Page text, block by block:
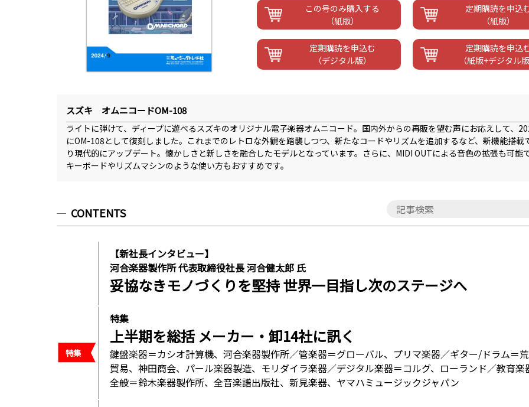
この号のみ購入する
（紙版）
定期購読を申込
（紙版）
定期購読を申込む
（デジタル版）
定期購読を申込
（紙版+デジタル
スズキ オムニコードOM-108
ライトに弾けて、ディープに遊べるスズキのオリジナル電子楽器オムニコード。国内外からの再販を望む声にお応えして、
にOM-108として復刻しました。これまでのレトロな外観を踏襲しつつ、新たなコードやリズムを追加するなど、新機能搭載
り現代的にアップデート。懐かしさと新しさを融合したモデルとなっています。さらに、MIDI OUTによる音色の拡張も可能
キーボードやリズムマシンのような使い方もおすすめです。
CONTENTS
【新社長インタビュー】
河合楽器製作所 代表取締役社長 河合健太郎 氏
妥協なきモノづくりを堅持 世界一目指し次のステージへ
特集
上半期を総括 メーカー・卸14社に訊く
鍵盤楽器＝カシオ計算機、河合楽器製作所／管楽器＝グローバル、プリマ楽器／ギター/ドラム＝
貿易、神田商会、パール楽器製造、モリダイラ楽器／デジタル楽器＝コルグ、ローランド／教育楽
全般＝鈴木楽器製作所、全音楽譜出版社、新見楽器、ヤマハミュージックジャパン